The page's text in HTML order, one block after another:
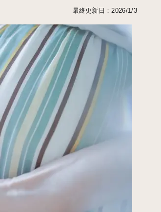
最終更新日：2026/1/3